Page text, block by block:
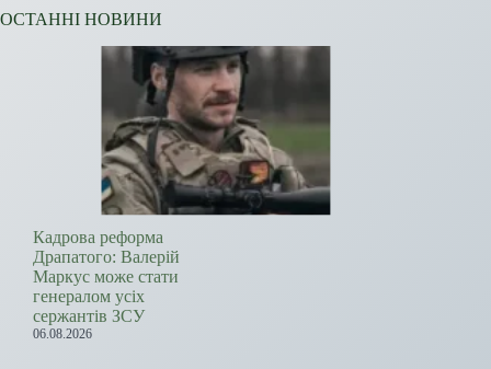
ОСТАННІ НОВИНИ
Кадрова реформа
Драпатого: Валерій
Маркус може стати
генералом усіх
сержантів ЗСУ
06.08.2026